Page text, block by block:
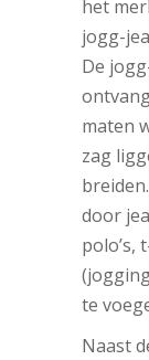
het
jogg-
De
maten
zag
door
polo’s,
te
Naast